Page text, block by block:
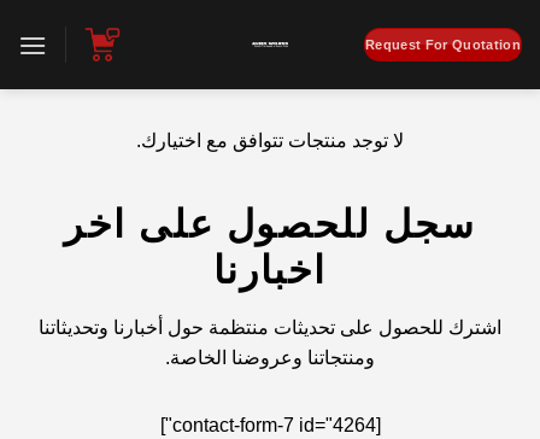
للمحتوى
Request For Quotation
لا توجد منتجات تتوافق مع اختيارك.
سجل للحصول على اخر
اخبارنا
اشترك للحصول على تحديثات منتظمة حول أخبارنا وتحديثاتنا
ومنتجاتنا وعروضنا الخاصة.
[contact-form-7 id="4264"]